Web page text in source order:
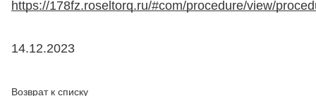
https://178fz.roseltorq.ru/#com/procedure/view/
14.12.2023
Возврат к списку